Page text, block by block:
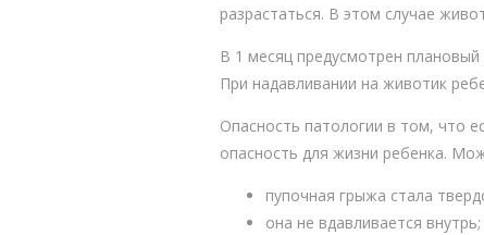
разрастаться. В этом случае
В 1 месяц предусмотрен
При надавливании на животик
Опасность патологии в том, что
опасность для жизни ребенка.
пупочная грыжа стала
она не вдавливается внутрь;